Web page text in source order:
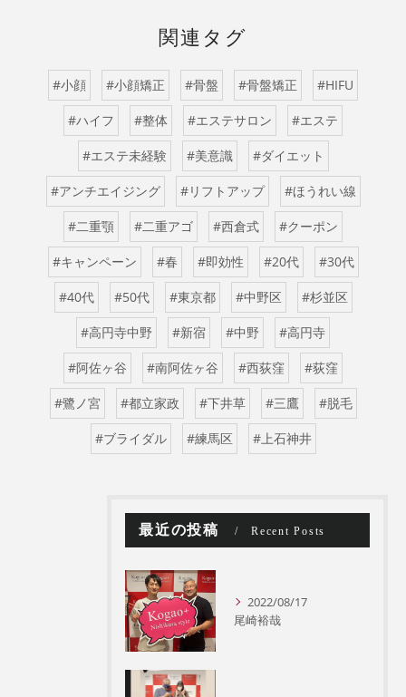
関連タグ
#小顔 #小顔矯正 #骨盤 #骨盤矯正 #HIFU
#ハイフ #整体 #エステサロン #エステ
#エステ未経験 #美意識 #ダイエット
#アンチエイジング #リフトアップ #ほうれい線
#二重顎 #二重アゴ #西倉式 #クーポン
#キャンペーン #春 #即効性 #20代 #30代
#40代 #50代 #東京都 #中野区 #杉並区
#高円寺中野 #新宿 #中野 #高円寺
#阿佐ヶ谷 #南阿佐ヶ谷 #西荻窪 #荻窪
#鷺ノ宮 #都立家政 #下井草 #三鷹 #脱毛
#ブライダル #練馬区 #上石神井
最近の投稿 Recent Posts
2022/08/17
尾崎裕哉